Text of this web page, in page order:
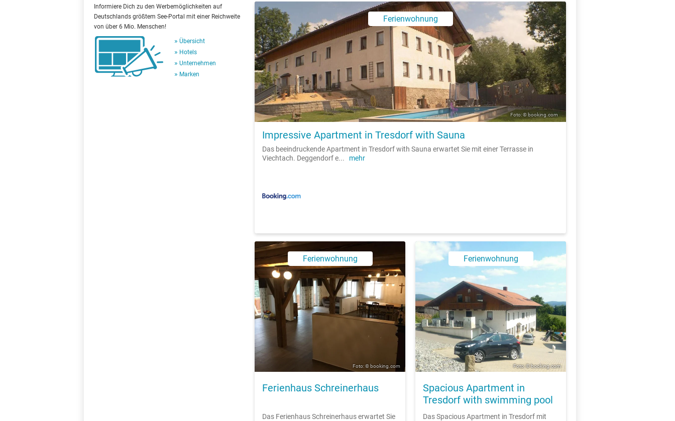
Informiere Dich zu den Werbemöglichkeiten auf
Deutschlands größtem See-Portal mit einer Reichweite
von über 6 Mio. Menschen!
Übersicht
Hotels
Unternehmen
Marken
Ferienwohnung
Foto: © booking.com
Impressive Apartment in Tresdorf with Sauna
Das beeindruckende Apartment in Tresdorf with Sauna erwartet Sie mit einer Terrasse in
Viechtach. Deggendorf e... mehr
Ferienwohnung
Foto: © booking.com
Ferienhaus Schreinerhaus
Das Ferienhaus Schreinerhaus erwartet Sie
Ferienwohnung
Foto: © booking.com
Spacious Apartment in
Tresdorf with swimming pool
Das Spacious Apartment in Tresdorf mit